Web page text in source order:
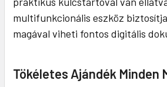
multifunkcionális eszköz
magával viheti fontos digitális
Tökéletes Ajándék Minden